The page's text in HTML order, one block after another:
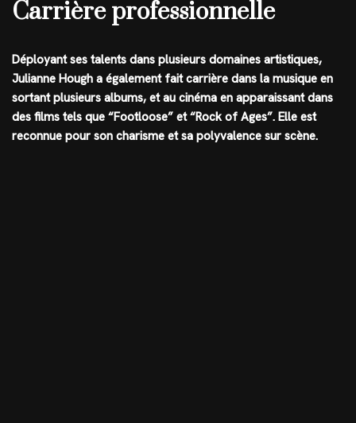
Carrière professionnelle
Déployant ses talents dans plusieurs domaines artistiques,
Julianne Hough a également fait carrière dans la musique en
sortant plusieurs albums, et au cinéma en apparaissant dans
des films tels que “Footloose” et “Rock of Ages”. Elle est
reconnue pour son charisme et sa polyvalence sur scène.